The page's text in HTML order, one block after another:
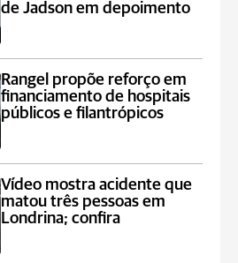
de Jadson em depoimento
Rangel propõe reforço em
financiamento de hospitais
públicos e filantrópicos
Vídeo mostra acidente que
matou três pessoas em
Londrina; confira